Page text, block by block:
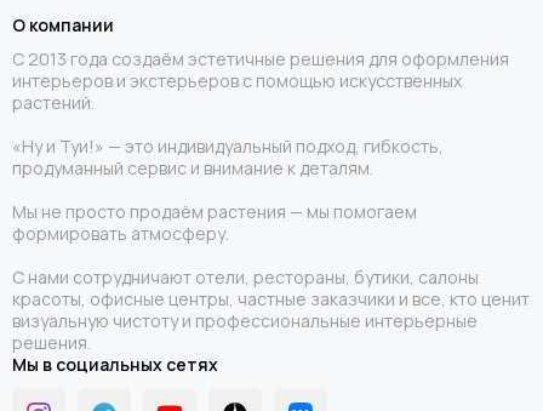
О компании
С 2013 года создаём эстетичные решения для оформления
интерьеров и экстерьеров с помощью искусственных
растений.
«Ну и Туи!» — это индивидуальный подход, гибкость,
продуманный сервис и внимание к деталям.
Мы не просто продаём растения — мы помогаем
формировать атмосферу.
С нами сотрудничают отели, рестораны, бутики, салоны
красоты, офисные центры, частные заказчики и все, кто ценит
визуальную чистоту и профессиональные интерьерные
решения.
Мы в социальных сетях